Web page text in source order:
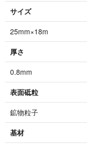
サイズ
25mm×18m
厚さ
0.8mm
表面砥粒
鉱物粒子
基材